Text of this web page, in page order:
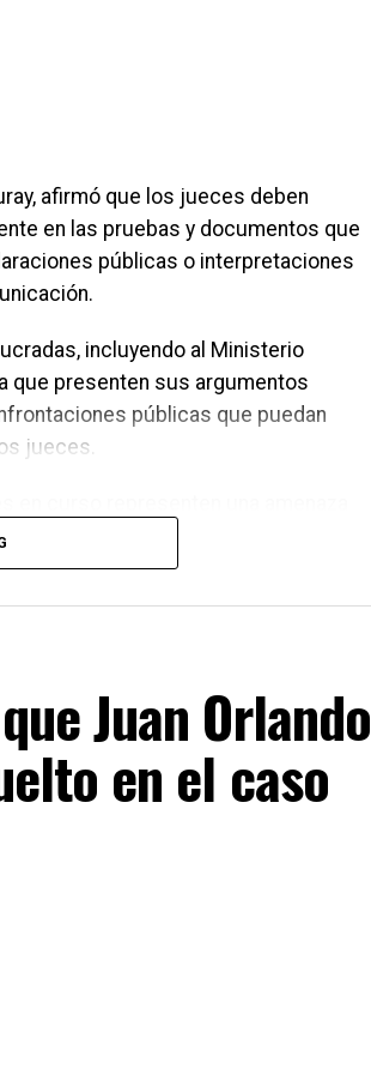
advirtió que estas medidas no
afirmó que los jueces deben
en las pruebas y documentos que
públicas o interpretaciones
incluyendo al Ministerio
que presenten sus argumentos
públicas que puedan
jueces.
legales deben resolverse en los
de carácter político deberán
del proceso electoral.
Juan Orlando
en el caso